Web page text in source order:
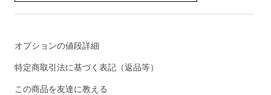
オプションの値段詳細
特定商取引法に基づく表記（返品等）
この商品を友達に教える